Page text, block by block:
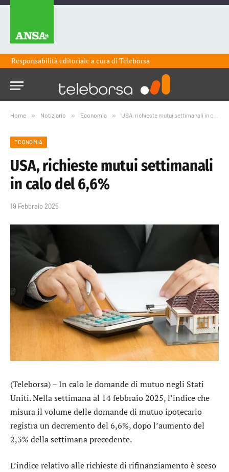
Responsabilità editoriale a cura diTeleborsa
Home » Notiziario » Economia » USA, richieste mutui settimanali in calo del 6,6%
ECONOMIA
USA, richieste mutui settimanali
in calo del 6,6%
19 Febbraio 2025
(Teleborsa) – In calo le domande di mutuo negli Stati
Uniti. Nella settimana al 14 febbraio 2025, l’indice che
misura il volume delle domande di mutuo ipotecario
registra un decremento del 6,6%, dopo l’aumento del
2,3% della settimana precedente.
L’indice relativo alle richieste di rifinanziamento è sceso